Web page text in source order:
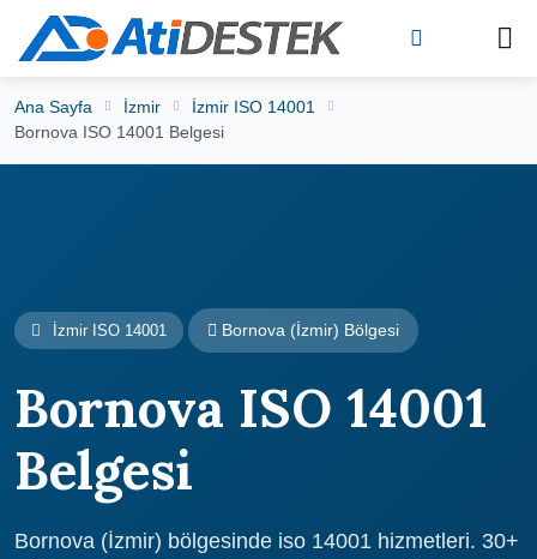
Ana Sayfa İzmir
İzmir ISO 14001
Bornova ISO 14001 Belgesi
İzmir ISO 14001 Bornova (İzmir) Bölgesi
Bornova ISO 14001
Belgesi
Bornova (İzmir) bölgesinde iso 14001 hizmetleri. 30+